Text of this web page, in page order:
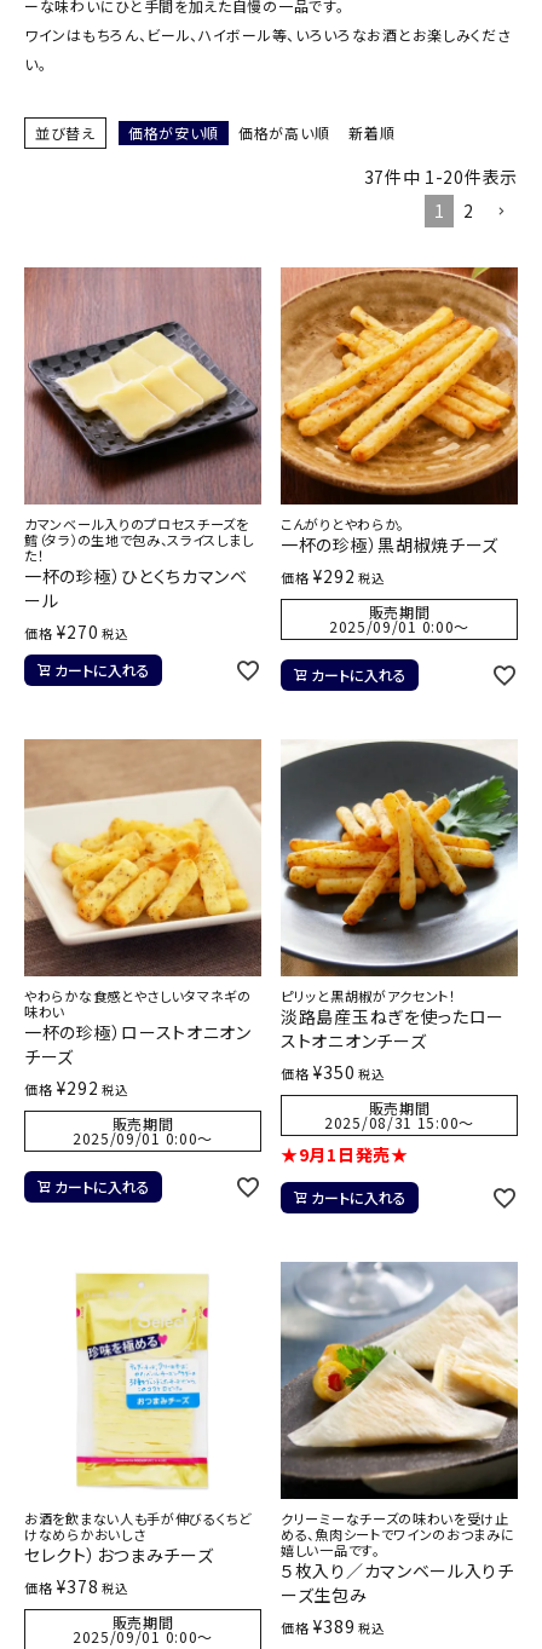
ーな味わいにひと手間を加えた自慢の一品です。
ワインはもちろん、ビール、ハイボール等、いろいろなお酒とお楽しみくださ
い。
並び替え 価格が安い順 価格が高い順 新着順
37件中 1 -20件表示
1
2
カマンベール入りのプロセスチーズを
鱈（タラ）の生地で包み、スライスしまし
た！
一杯の珍極）ひとくちカマンベ
ール
価格 ¥270 税込
カートに入れる
こんがりとやわらか。
一杯の珍極）黒胡椒焼チーズ
価格 ¥292 税込
販売期間
2025/09/01 0:00〜
カートに入れる
やわらかな食感とやさしいタマネギの
味わい
一杯の珍極）ローストオニオン
チーズ
価格 ¥292 税込
販売期間
2025/09/01 0:00〜
カートに入れる
ピリッと黒胡椒がアクセント！
淡路島産玉ねぎを使ったロー
ストオニオンチーズ
価格 ¥350 税込
販売期間
2025/08/31 15:00〜
★9月1日発売★
カートに入れる
お酒を飲まない人も手が伸びるくちど
けなめらかおいしさ
セレクト）おつまみチーズ
価格 ¥378 税込
販売期間
2025/09/01 0:00〜
クリーミーなチーズの味わいを受け止
める、魚肉シートでワインのおつまみに
嬉しい一品です。
５枚入り／カマンベール入りチ
ーズ生包み
価格 ¥389 税込